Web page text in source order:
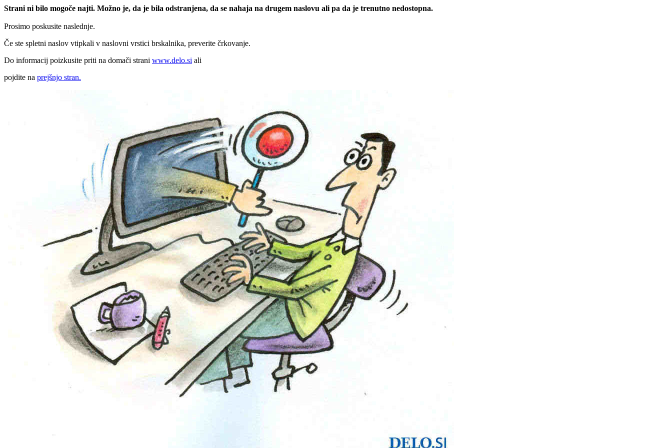
Strani ni bilo mogoče najti. Možno je, da je bila odstranjena, da se nahaja na drugem naslovu ali pa da je trenutno nedostopna.
Prosimo poskusite naslednje.
Če ste spletni naslov vtipkali v naslovni vrstici brskalnika, preverite črkovanje.
Do informacij poizkusite priti na domači strani www.delo.si ali
pojdite na prejšnjo stran.